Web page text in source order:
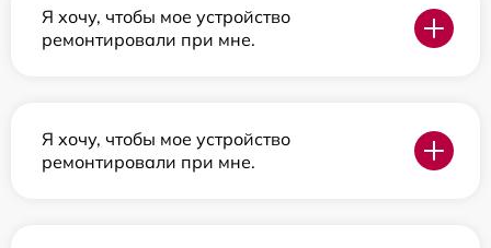
Я хочу, чтобы мое устройство
ремонтировали при мне.
Я хочу, чтобы мое устройство
ремонтировали при мне.